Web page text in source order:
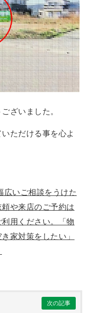
ざいました。
ただける事を心よ
広いご相談をうけた
や来店のご予約は
用ください。「物
家対策をしたい」
次の記事